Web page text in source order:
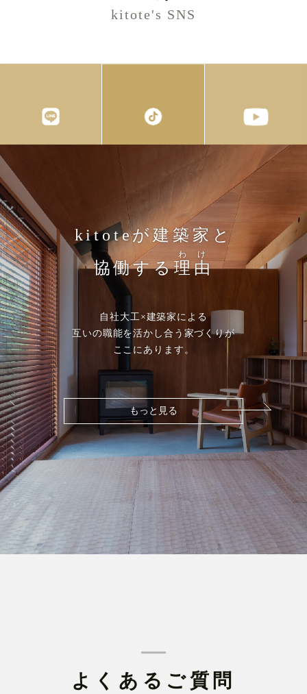
kitote's SNS
kitoteが建築家と
協働する理由
わけ
自社大工×建築家による
互いの職能を活かし合う家づくりが
ここにあります。
もっと見る
よくあるご質問